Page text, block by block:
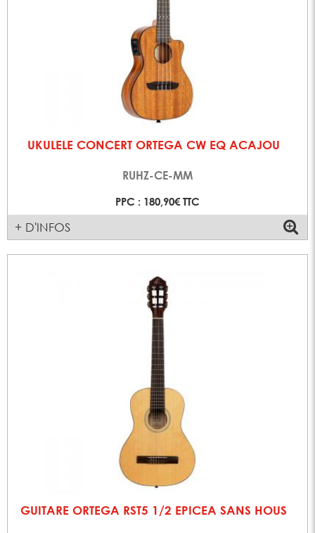
UKULELE CONCERT ORTEGA CW EQ ACAJOU
RUHZ-CE-MM
PPC : 180,90€ TTC
+ D'INFOS
GUITARE ORTEGA RST5 1/2 EPICEA SANS HOUS